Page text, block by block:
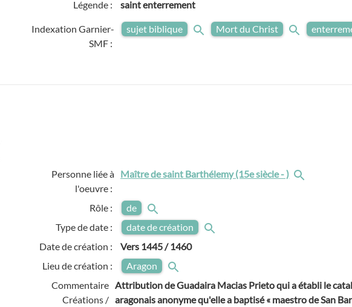
Légende : saint enterrement
Indexation Garnier-
SMF :
sujet biblique Mort du Christ
Personne liée à
l'oeuvre :
Maître de saint Barthélemy (15e siècle - )
Rôle :
de
Type de date :
date de création
Date de création :
Vers 1445 / 1460
Lieu de création :
Aragon
Commentaire
Créations /
Attribution de Guadaira Macias Prieto qui a établi le
aragonais anonyme qu'elle a baptisé « maestro de San